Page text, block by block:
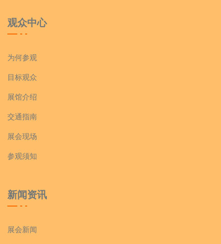
观众中心
为何参观
目标观众
展馆介绍
交通指南
展会现场
参观须知
新闻资讯
展会新闻